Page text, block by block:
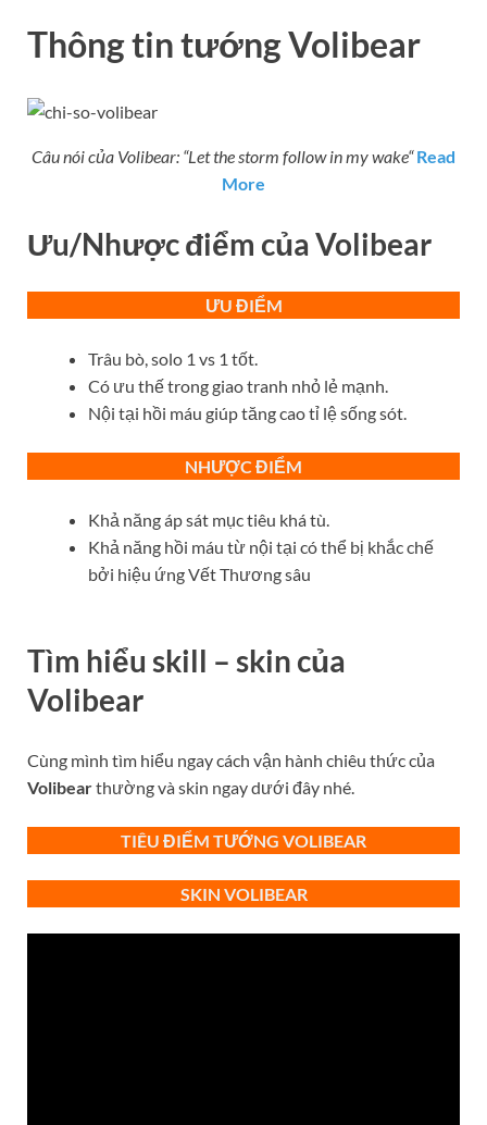
Thông tin tướng Volibear
Câu nói của Volibear: “Let the storm follow in my wake“ Read
More
Ưu/Nhược điểm của Volibear
ƯU ĐIỂM
Trâu bò, solo 1 vs 1 tốt.
Có ưu thế trong giao tranh nhỏ lẻ mạnh.
Nội tại hồi máu giúp tăng cao tỉ lệ sống sót.
NHƯỢC ĐIỂM
Khả năng áp sát mục tiêu khá tù.
Khả năng hồi máu từ nội tại có thể bị khắc chế
bởi hiệu ứng Vết Thương sâu
Tìm hiểu skill – skin của
Volibear
Cùng mình tìm hiểu ngay cách vận hành chiêu thức của
Volibearthường và skin ngay dưới đây nhé.
TIÊU ĐIỂM TƯỚNG VOLIBEAR
SKIN VOLIBEAR